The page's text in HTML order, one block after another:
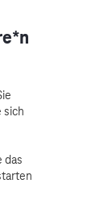
sich
das